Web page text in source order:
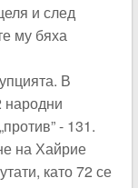
и след
му бяха
В
народни
- 131.
на Хайрие
като 72 се